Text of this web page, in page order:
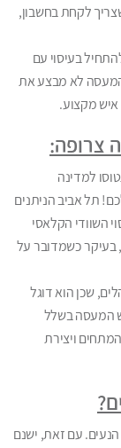
לקחת בחשבון,
בעיסוי עם
לא מבצע את
מקצוע.
למדינה
תל אביב הניתנים
השוודי הקלאסי
בעיקר כשמדובר על
שכן הוא דוגל
המעסה בשלל
ויצירת
עם זאת, ישנם